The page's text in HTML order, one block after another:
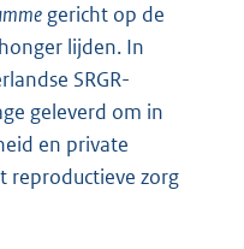
gericht op de
lijden. In
SRGR-
geleverd om in
en private
reproductieve zorg